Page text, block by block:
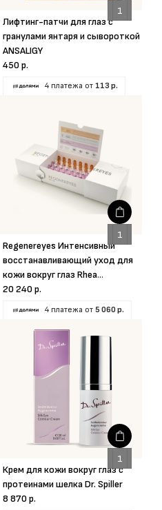
Лифтинг-патчи для глаз с
гранулами янтаря и сывороткой
ANSALIGY
450 р.
4 платежа от 113 р.
Regenereyes Интенсивный
восстанавливающий уход для
кожи вокруг глаз Rhea
Cosmetics
20 240 р.
4 платежа от 5 060 р.
Крем для кожи вокруг глаз с
протеинами шелка Dr. Spiller
8 870 р.